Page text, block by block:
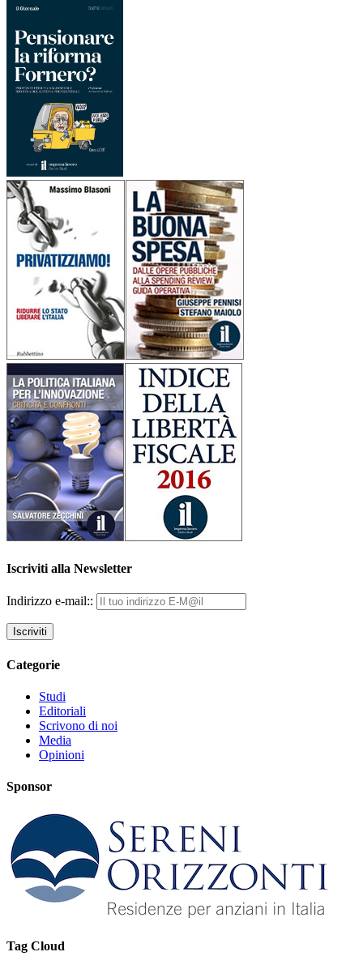
Iscriviti alla Newsletter
Indirizzo e-mail::
Categorie
Studi
Editoriali
Scrivono di noi
Media
Opinioni
Sponsor
Tag Cloud